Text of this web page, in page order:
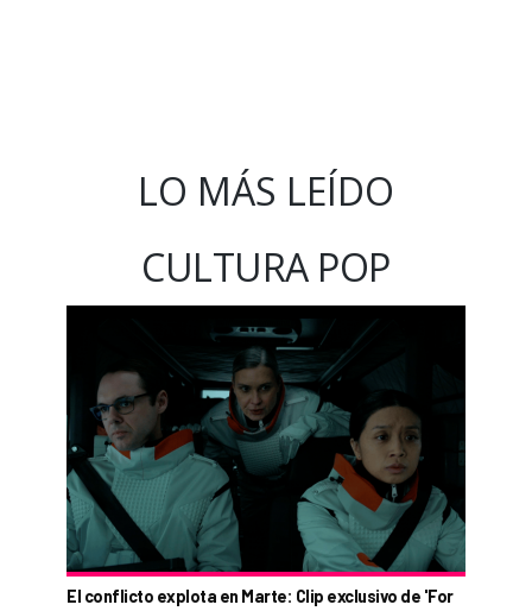
LO MÁS LEÍDO
CULTURA POP
El conflicto explota en Marte: Clip exclusivo de 'For